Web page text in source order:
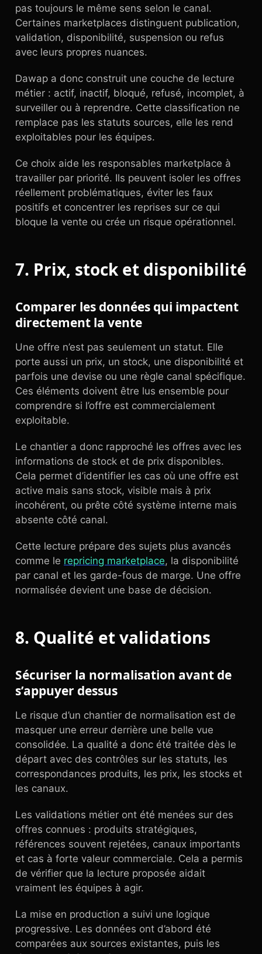
pas toujours le même sens selon le canal.
Certaines marketplaces distinguent publication,
validation, disponibilité, suspension ou refus
avec leurs propres nuances.
Dawap a donc construit une couche de lecture
métier : actif, inactif, bloqué, refusé, incomplet, à
surveiller ou à reprendre. Cette classification ne
remplace pas les statuts sources, elle les rend
exploitables pour les équipes.
Ce choix aide les responsables marketplace à
travailler par priorité. Ils peuvent isoler les offres
réellement problématiques, éviter les faux
positifs et concentrer les reprises sur ce qui
bloque la vente ou crée un risque opérationnel.
7. Prix, stock et disponibilité
Comparer les données qui impactent
directement la vente
Une offre n’est pas seulement un statut. Elle
porte aussi un prix, un stock, une disponibilité et
parfois une devise ou une règle canal spécifique.
Ces éléments doivent être lus ensemble pour
comprendre si l’offre est commercialement
exploitable.
Le chantier a donc rapproché les offres avec les
informations de stock et de prix disponibles.
Cela permet d’identifier les cas où une offre est
active mais sans stock, visible mais à prix
incohérent, ou prête côté système interne mais
absente côté canal.
Cette lecture prépare des sujets plus avancés
comme le repricing marketplace, la disponibilité
par canal et les garde-fous de marge. Une offre
normalisée devient une base de décision.
8. Qualité et validations
Sécuriser la normalisation avant de
s’appuyer dessus
Le risque d’un chantier de normalisation est de
masquer une erreur derrière une belle vue
consolidée. La qualité a donc été traitée dès le
départ avec des contrôles sur les statuts, les
correspondances produits, les prix, les stocks et
les canaux.
Les validations métier ont été menées sur des
offres connues : produits stratégiques,
références souvent rejetées, canaux importants
et cas à forte valeur commerciale. Cela a permis
de vérifier que la lecture proposée aidait
vraiment les équipes à agir.
La mise en production a suivi une logique
progressive. Les données ont d’abord été
comparées aux sources existantes, puis les